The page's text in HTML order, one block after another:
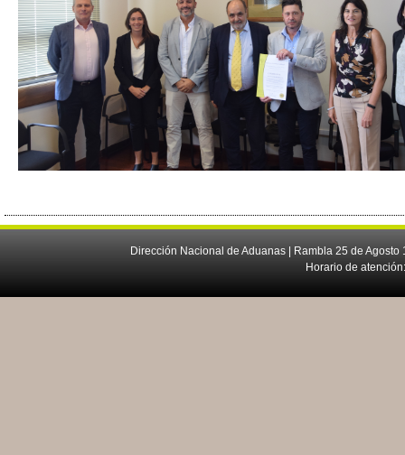
Dirección Nacional de Aduanas | Rambla 25 de
Horario de